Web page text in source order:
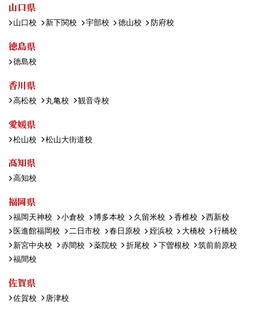
山口県
山口校 新下関校 宇部校 徳山校 防府校
徳島県
徳島校
香川県
高松校 丸亀校 観音寺校
愛媛県
松山校 松山大街道校
高知県
高知校
福岡県
福岡天神校 小倉校 博多本校 久留米校 香椎校
西新校
医進館福岡校
二日市校 春日原校 姪浜校 大橋校
行橋校
新宮中央校
赤間校 薬院校 折尾校 下曽根校
筑前前原校
福間校
佐賀県
佐賀校 唐津校